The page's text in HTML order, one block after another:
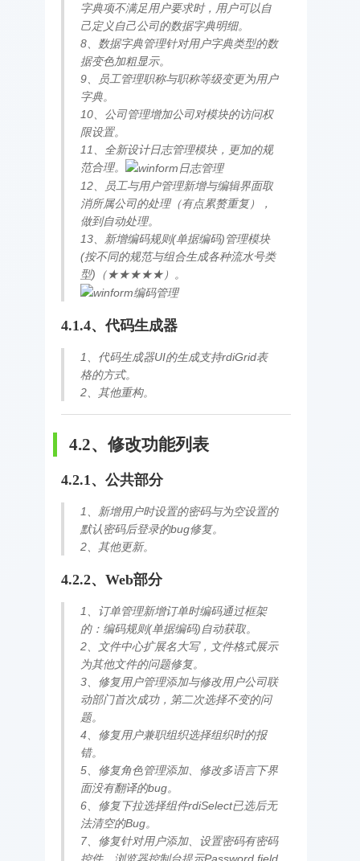
字典项不满足用户要求时，用户可以自
己定义自己公司的数据字典明细。
8、数据字典管理针对用户字典类型的数
据变色加粗显示。
9、员工管理职称与职称等级变更为用户
字典。
10、公司管理增加公司对模块的访问权
限设置。
11、全新设计日志管理模块，更加的规
范合理。
12、员工与用户管理新增与编辑界面取
消所属公司的处理（有点累赘重复），
做到自动处理。
13、新增编码规则(单据编码)管理模块
(按不同的规范与组合生成各种流水号类
型)（★★★★★）。
4.1.4、代码生成器
1、代码生成器UI的生成支持rdiGrid表
格的方式。
2、其他重构。
4.2、修改功能列表
4.2.1、公共部分
1、新增用户时设置的密码与为空设置的
默认密码后登录的bug修复。
2、其他更新。
4.2.2、Web部分
1、订单管理新增订单时编码通过框架
的：编码规则(单据编码)自动获取。
2、文件中心扩展名大写，文件格式展示
为其他文件的问题修复。
3、修复用户管理添加与修改用户公司联
动部门首次成功，第二次选择不变的问
题。
4、修复用户兼职组织选择组织时的报
错。
5、修复角色管理添加、修改多语言下界
面没有翻译的bug。
6、修复下拉选择组件rdiSelect已选后无
法清空的Bug。
7、修复针对用户添加、设置密码有密码
控件，浏览器控制台提示Password field